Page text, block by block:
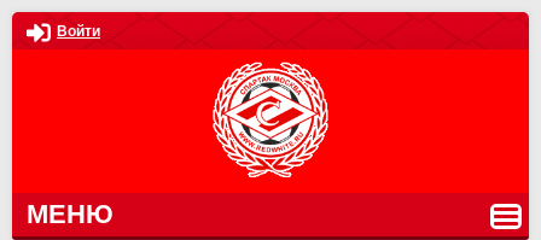
Войти
МЕНЮ